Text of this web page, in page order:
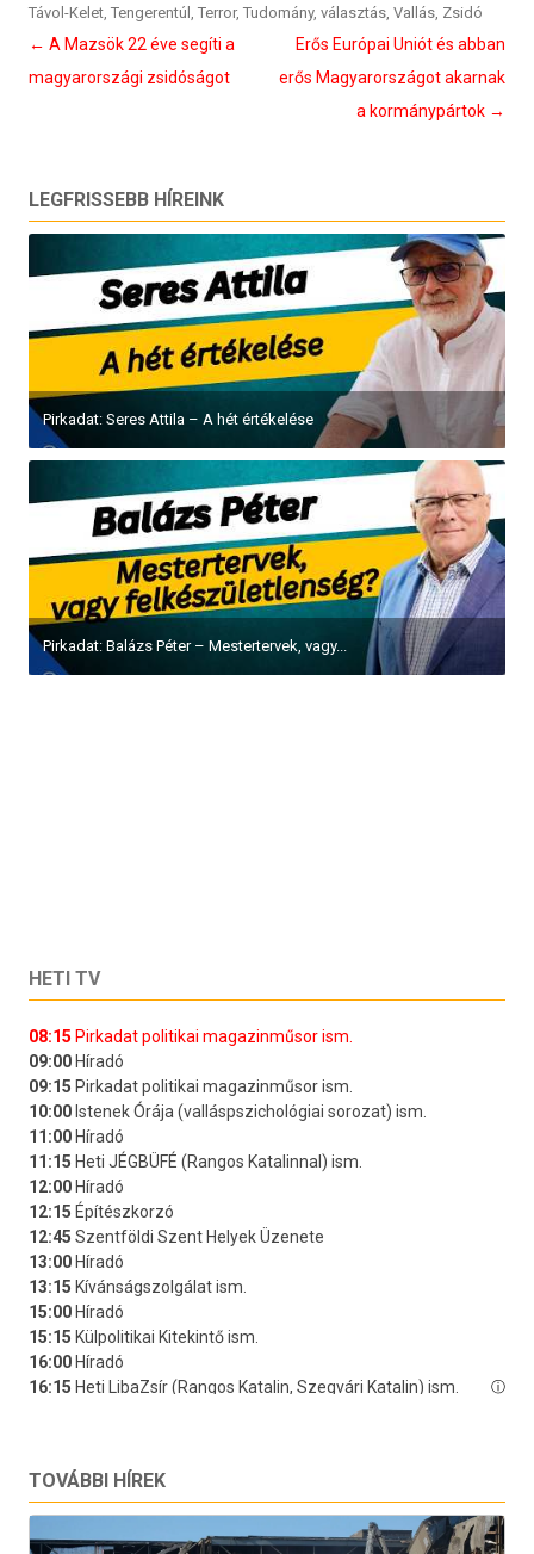
Távol-Kelet, Tengerentúl , Terror, Tudomány, választás, Vallás, Zsidó
Bejegyzés
navigáció
← A Mazsök 22 éve segíti a
magyarországi zsidóságot
Erős Európai Uniót és abban
erős Magyarországot akarnak
a kormánypártok →
LEGFRISSEBB HÍREINK
Pirkadat: Seres Attila – A hét értékelése
Pirkadat: Balázs Péter – Mestertervek, vagy...
HETI TV
TOVÁBBI HÍREK